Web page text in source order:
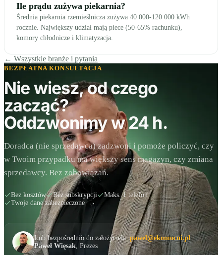
Ile prądu zużywa piekarnia?
Średnia piekarnia rzemieślnicza zużywa 40 000-120 000 kWh
rocznie. Największy udział mają piece (50-65% rachunku),
komory chłodnicze i klimatyzacja.
← Wszystkie branże i pytania
BEZPŁATNA KONSULTACJA
Nie wiesz, od czego
zacząć?
Oddzwonimy w 24 h.
Doradca (nie sprzedawca) zadzwoni i pomoże policzyć, czy
w Twoim przypadku ma większy sens magazyn, czy zmiana
sprzedawcy. Bez zobowiązań.
Bez kosztów Bez subskrypcji
Maks. 1 telefon
Twoje dane zabezpieczone
Lub bezpośrednio do założyciela:pawel@ekomocni.pl·
Paweł Więsak , Prezes